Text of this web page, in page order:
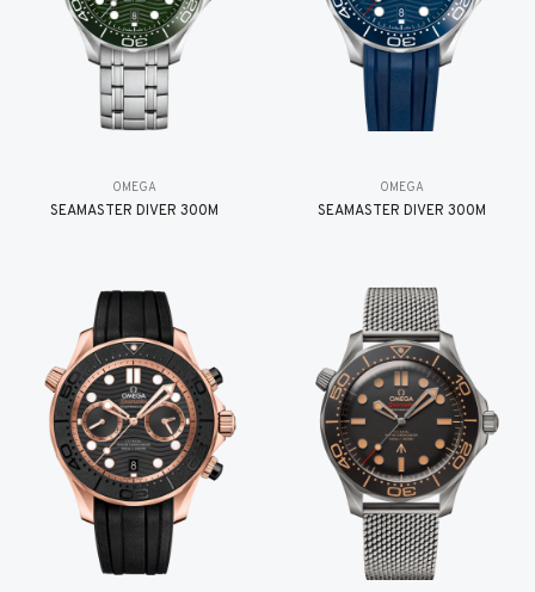
OMEGA
SEAMASTER DIVER 300M
OMEGA
SEAMASTER DIVER 300M